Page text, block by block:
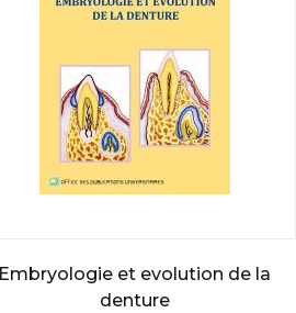
Embryologie et evolution de la
denture